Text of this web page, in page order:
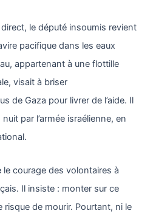
le député insoumis revient
pacifique dans les eaux
appartenant à une flottille
visait à briser
de Gaza pour livrer de l’aide. Il
par l’armée israélienne, en
courage des volontaires à
Il insiste : monter sur ce
risque de mourir. Pourtant, ni le